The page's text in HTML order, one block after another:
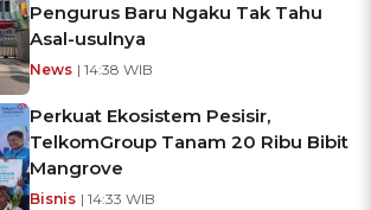
Pengurus Baru Ngaku Tak Tahu
Asal-usulnya
News | 14:38 WIB
Perkuat Ekosistem Pesisir,
TelkomGroup Tanam 20 Ribu Bibit
Mangrove
Bisnis | 14:33 WIB